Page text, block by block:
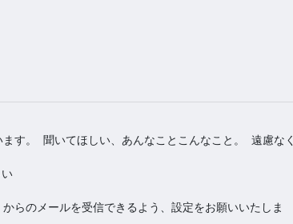
す。 聞いてほしい、あんなことこんなこと。 遠慮なく
080-3010-1746 開館時間内にお電話ください
らのメールを受信できるよう、設定をお願いいたしま